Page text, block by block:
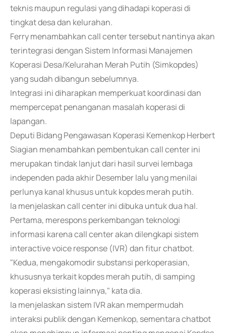
teknis maupun regulasi yang dihadapi koperasi di
tingkat desa dan kelurahan.
Ferry menambahkan call center tersebut nantinya akan
terintegrasi dengan Sistem Informasi Manajemen
Koperasi Desa/Kelurahan Merah Putih (Simkopdes)
yang sudah dibangun sebelumnya.
Integrasi ini diharapkan memperkuat koordinasi dan
mempercepat penanganan masalah koperasi di
lapangan.
Deputi Bidang Pengawasan Koperasi Kemenkop Herbert
Siagian menambahkan pembentukan call center ini
merupakan tindak lanjut dari hasil survei lembaga
independen pada akhir Desember lalu yang menilai
perlunya kanal khusus untuk kopdes merah putih.
Ia menjelaskan call center ini dibuka untuk dua hal.
Pertama, merespons perkembangan teknologi
informasi karena call center akan dilengkapi sistem
interactive voice response (IVR) dan fitur chatbot.
"Kedua, mengakomodir substansi perkoperasian,
khususnya terkait kopdes merah putih, di samping
koperasi eksisting lainnya," kata dia.
Ia menjelaskan sistem IVR akan mempermudah
interaksi publik dengan Kemenkop, sementara chatbot